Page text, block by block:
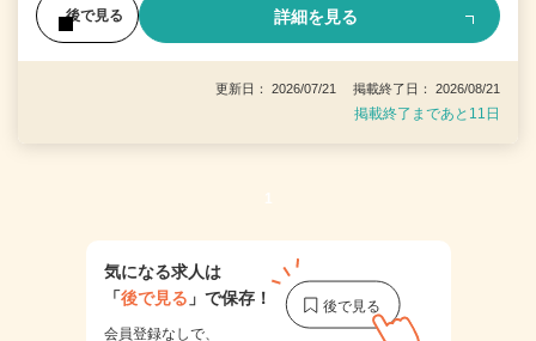
後で見る 詳細を見る
更新日： 2026/07/21 掲載終了日： 2026/08/21
掲載終了まであと11日
1
気になる求人は
「後で見る 」で保存！
会員登録なしで、